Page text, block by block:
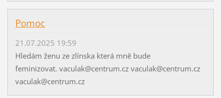
Pomoc
21.07.2025 19:59
Hledám ženu ze zlínska která mně bude
feminizovat. vaculak@centrum.cz vaculak@centrum.cz
vaculak@centrum.cz